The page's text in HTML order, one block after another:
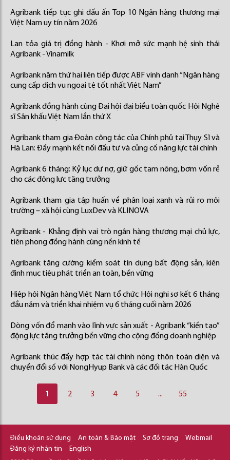
Agribank tiếp tục ghi dấu ấn Top 10 Ngân hàng thương mại
Việt Nam uy tín năm 2026
Lan tỏa giá trị đồng hành - Khơi mở sức mạnh hệ sinh thái
Agribank - Vinamilk
Agribank năm thứ hai liên tiếp được ABF vinh danh “Ngân hàng
cung cấp dịch vụ ngoại tệ tốt nhất Việt Nam”
Agribank đồng hành cùng Đại hội đại biểu toàn quốc Hội Nghệ
sĩ Sân khấu Việt Nam lần thứ X
Agribank tham gia Đoàn công tác của Chính phủ tại Thụy Sĩ và
Hà Lan: Đẩy mạnh kết nối đầu tư và củng cố năng lực tài chính
Agribank 6 tháng: Kỷ lục dư nợ, giữ gốc tam nông, bơm vốn rẻ
cho các động lực tăng trưởng
Agribank tham gia tập huấn về phân loại xanh và rủi ro môi
trường – xã hội cùng LuxDev và KLINOVA
Agribank - Khẳng định vai trò ngân hàng thương mại chủ lực,
tiên phong đồng hành cùng nền kinh tế
Agribank tăng cường kiểm soát tín dụng bất động sản, kiên
định mục tiêu phát triển an toàn, bền vững
Hiệp hội Ngân hàng Việt Nam tổ chức Hội nghị sơ kết 6 tháng
đầu năm và triển khai nhiệm vụ 6 tháng cuối năm 2026
Dòng vốn đổ mạnh vào lĩnh vực sản xuất - Agribank “kiến tạo”
động lực tăng trưởng bền vững cho cộng đồng doanh nghiệp
Agribank thúc đẩy hợp tác tài chính nông thôn toàn diện và
chuyển đổi số với NongHyup Bank và các đối tác Hàn Quốc
1 2 3 4 5 ... 55
Điều khoản sử dụng An toàn & Bảo mật Sơ đồ trang
Webmail
Đăng ký nhận tin
English